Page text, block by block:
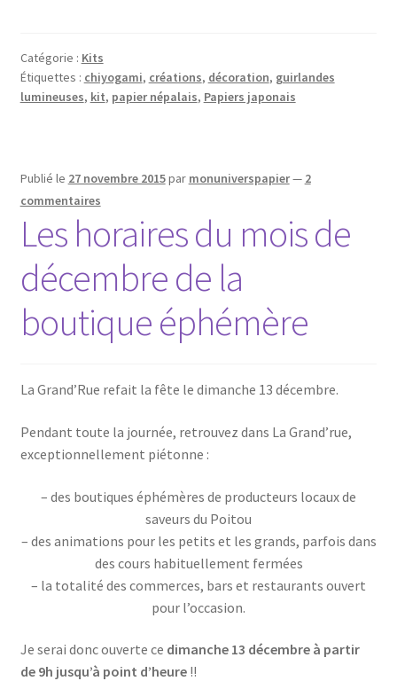
Catégorie : Kits
Étiquettes : chiyogami, créations, décoration, guirlandes
lumineuses, kit, papier népalais, Papiers japonais
Publié le 27 novembre 2015par monuniverspapier— 2
commentaires
Les horaires du mois de
décembre de la
boutique éphémère
La Grand’Rue refait la fête le dimanche 13 décembre.
Pendant toute la journée, retrouvez dans La Grand’rue,
exceptionnellement piétonne :
– des boutiques éphémères de producteurs locaux de
saveurs du Poitou
– des animations pour les petits et les grands, parfois dans
des cours habituellement fermées
– la totalité des commerces, bars et restaurants ouvert
pour l’occasion.
Je serai donc ouverte ce dimanche 13 décembre à partir
de 9h jusqu’à point d’heure!!